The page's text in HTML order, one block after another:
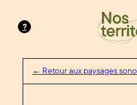
?
← Retour aux paysages